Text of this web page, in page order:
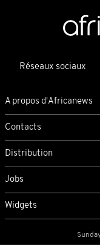
Réseaux sociaux
A propos d'Africanews
Contacts
Distribution
Jobs
Widgets